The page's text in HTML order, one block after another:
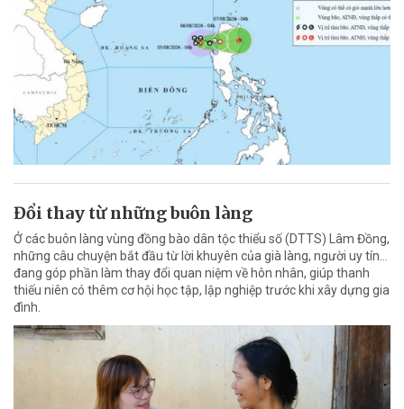
Đổi thay từ những buôn làng
Ở các buôn làng vùng đồng bào dân tộc thiểu số (DTTS) Lâm Đồng,
những câu chuyện bắt đầu từ lời khuyên của già làng, người uy tín…
đang góp phần làm thay đổi quan niệm về hôn nhân, giúp thanh
thiếu niên có thêm cơ hội học tập, lập nghiệp trước khi xây dựng gia
đình.